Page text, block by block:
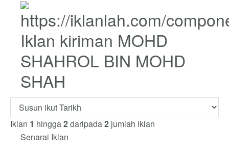
Iklan kiriman MOHD
SHAHROL BIN MOHD
SHAH
Iklan 1 hingga2daripada2 jumlah iklan
Senarai Iklan